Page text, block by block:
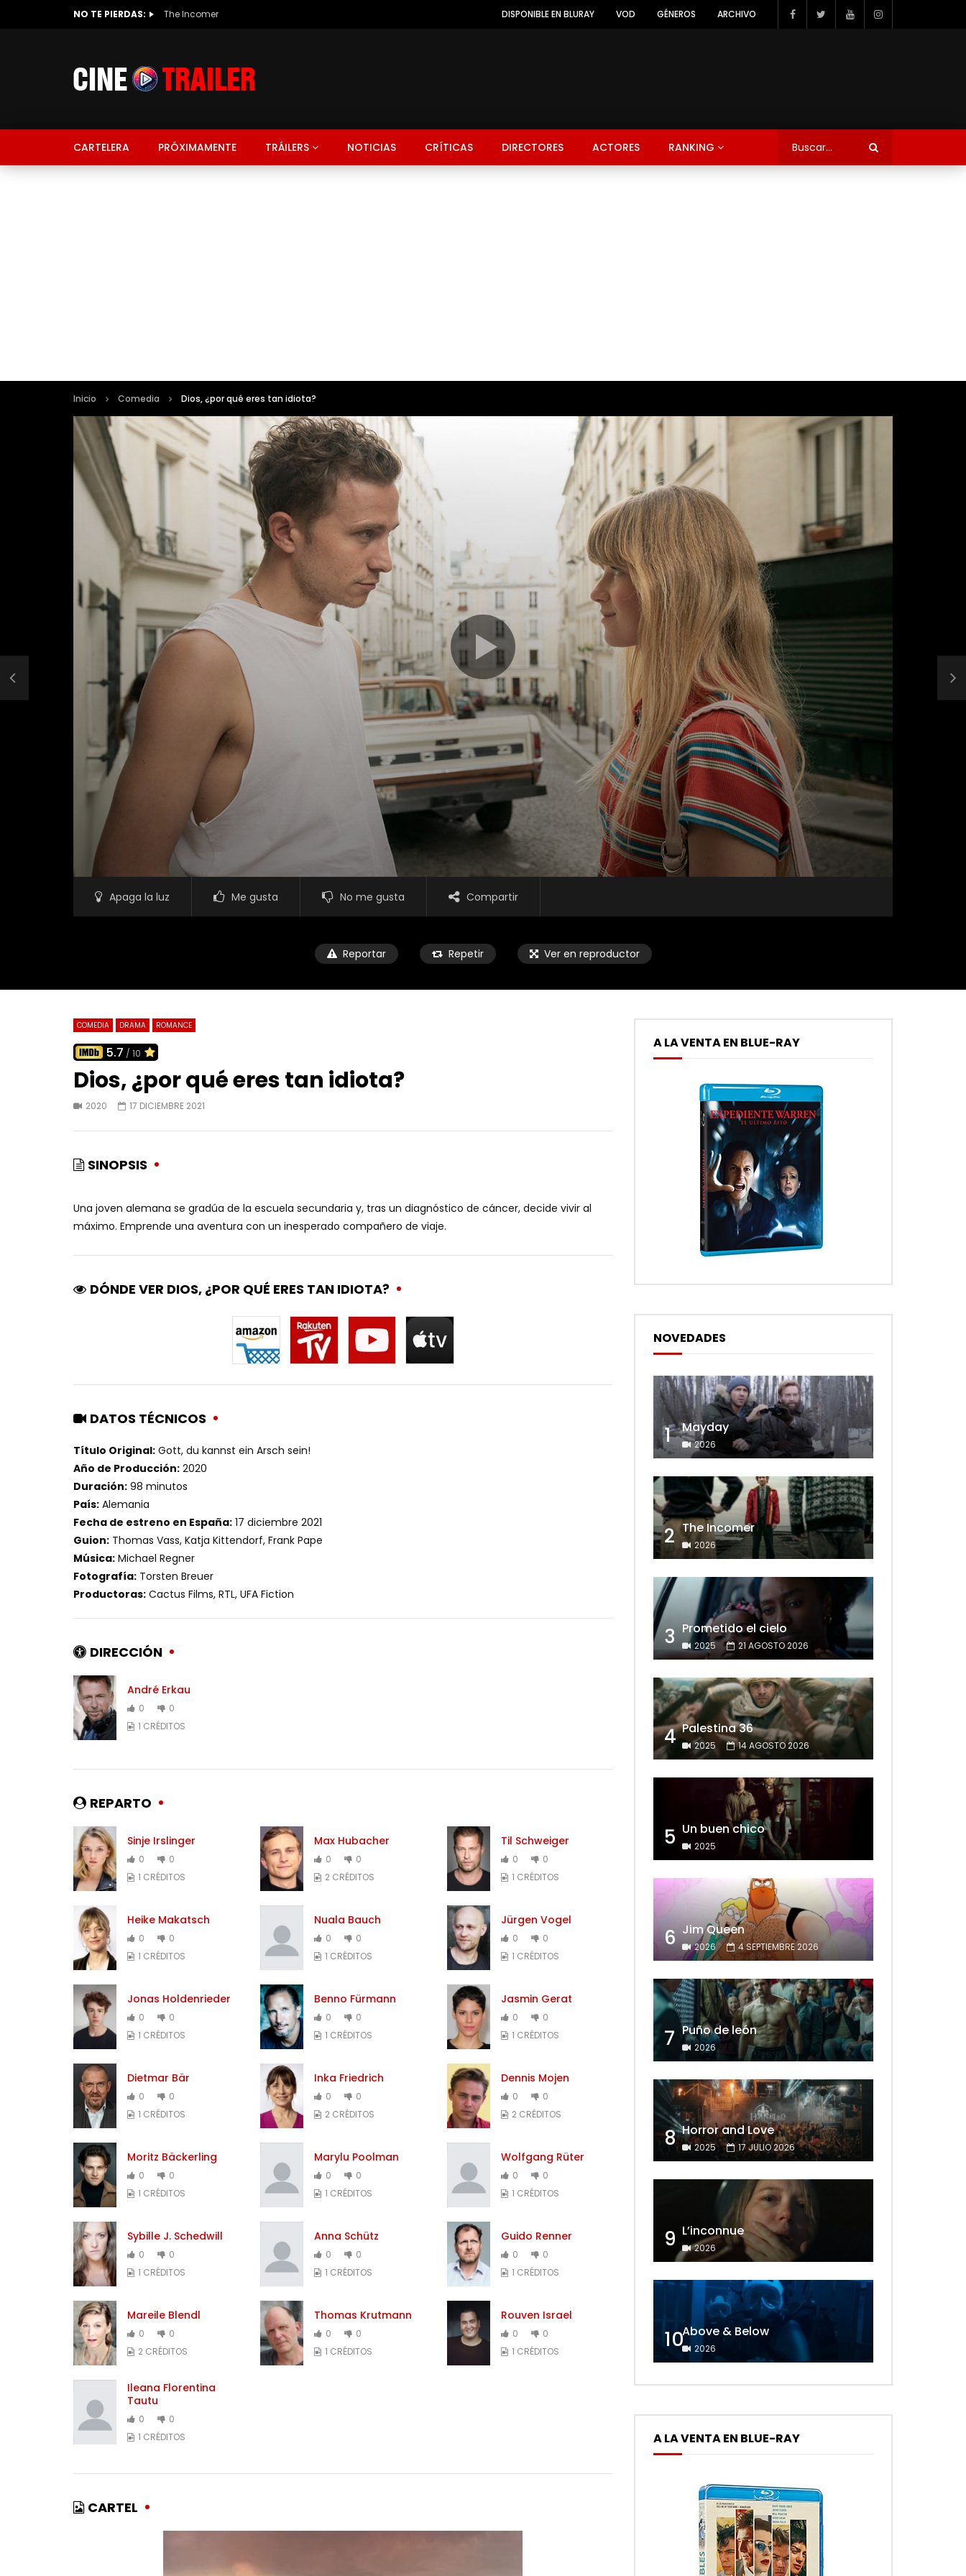
NO TE PIERDAS: The Incomer DISPONIBLE EN BLURAY VOD GÉNEROS ARCHIVO
CARTELERA PRÓXIMAMENTE TRÁILERS NOTICIAS CRÍTICAS DIRECTORES ACTORES RANKING
Inicio Comedia Dios, ¿por qué eres tan idiota?
Apaga la luz Me gusta No me gusta Compartir
Reportar Repetir Ver en reproductor
COMEDIA DRAMA ROMANCE
5.7 / 10
Dios, ¿por qué eres tan idiota?
2020 17 DICIEMBRE 2021
SINOPSIS
Una joven alemana se gradúa de la escuela secundaria y, tras un diagnóstico de cáncer, decide vivir al
máximo. Emprende una aventura con un inesperado compañero de viaje.
DÓNDE VER DIOS, ¿POR QUÉ ERES TAN IDIOTA?
DATOS TÉCNICOS
Título Original: Gott, du kannst ein Arsch sein!
Año de Producción: 2020
Duración: 98 minutos
País: Alemania
Fecha de estreno en España: 17 diciembre 2021
Guion: Thomas Vass, Katja Kittendorf, Frank Pape
Música: Michael Regner
Fotografía: Torsten Breuer
Productoras: Cactus Films, RTL, UFA Fiction
DIRECCIÓN
André Erkau
0
0
1 CRÉDITOS
REPARTO
Sinje Irslinger
0
0
1 CRÉDITOS
Max Hubacher
0
0
2 CRÉDITOS
Til Schweiger
0
0
1 CRÉDITOS
Heike Makatsch
0
0
1 CRÉDITOS
Nuala Bauch
0
0
1 CRÉDITOS
Jürgen Vogel
0
0
1 CRÉDITOS
Jonas Holdenrieder
0
0
1 CRÉDITOS
Benno Fürmann
0
0
1 CRÉDITOS
Jasmin Gerat
0
0
1 CRÉDITOS
Dietmar Bär
0
0
1 CRÉDITOS
Inka Friedrich
0
0
2 CRÉDITOS
Dennis Mojen
0
0
2 CRÉDITOS
Moritz Bäckerling
0
0
1 CRÉDITOS
Marylu Poolman
0
0
1 CRÉDITOS
Wolfgang Rüter
0
0
1 CRÉDITOS
Sybille J. Schedwill
0
0
1 CRÉDITOS
Anna Schütz
0
0
1 CRÉDITOS
Guido Renner
0
0
1 CRÉDITOS
Mareile Blendl
0
0
2 CRÉDITOS
Thomas Krutmann
0
0
1 CRÉDITOS
Rouven Israel
0
0
1 CRÉDITOS
Ileana Florentina
Tautu
0
0
1 CRÉDITOS
CARTEL
A LA VENTA EN BLUE-RAY
NOVEDADES
1 Mayday
2026
2 The Incomer
2026
3 Prometido el cielo
2025 21 AGOSTO 2026
4 Palestina 36
2025 14 AGOSTO 2026
5 Un buen chico
2025
6 Jim Queen
2026 4 SEPTIEMBRE 2026
7 Puño de león
2026
8 Horror and Love
2025 17 JULIO 2026
9 L’inconnue
2026
10Above & Below
2026
A LA VENTA EN BLUE-RAY